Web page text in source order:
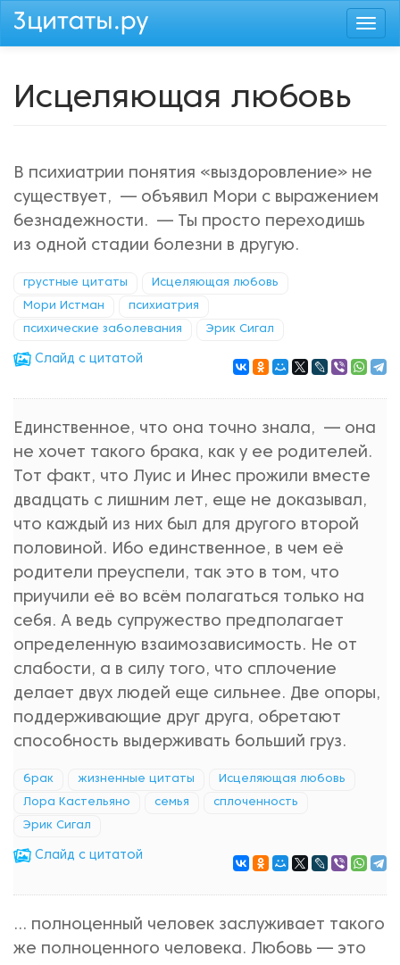
Перейти
Исцеляющая любовь
В психиатрии понятия «выздоровление» не
существует, — объявил Мори с выражением
безнадежности. — Ты просто переходишь
из одной стадии болезни в другую.
грустные цитаты Исцеляющая любовь
Мори Истман психиатрия
психические заболевания Эрик Сигал
Cлайд с цитатой
Единственное, что она точно знала, — она
не хочет такого брака, как у ее родителей.
Тот факт, что Луис и Инес прожили вместе
двадцать с лишним лет, еще не доказывал,
что каждый из них был для другого второй
половиной. Ибо единственное, в чем её
родители преуспели, так это в том, что
приучили её во всём полагаться только на
себя. А ведь супружество предполагает
определенную взаимозависимость. Не от
слабости, а в силу того, что сплочение
делает двух людей еще сильнее. Две опоры,
поддерживающие друг друга, обретают
способность выдерживать больший груз.
брак жизненные цитаты Исцеляющая любовь
Лора Кастельяно семья сплоченность
Эрик Сигал
Cлайд с цитатой
... полноценный человек заслуживает такого
же полноценного человека. Любовь — это